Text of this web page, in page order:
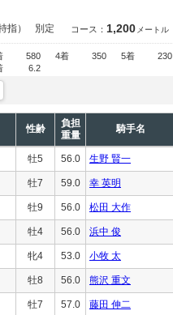
指） 別定 コース： 1,200 メートル
580 4着 350 5着
230
6.2
性齢
負担
重量
騎手名
牡5 56.0 生野 賢一
牡7 59.0 幸 英明
牡9 56.0 松田 大作
牡4 56.0 浜中 俊
牝4 53.0 小牧 太
牡8 56.0 熊沢 重文
牡7 57.0 藤田 伸二